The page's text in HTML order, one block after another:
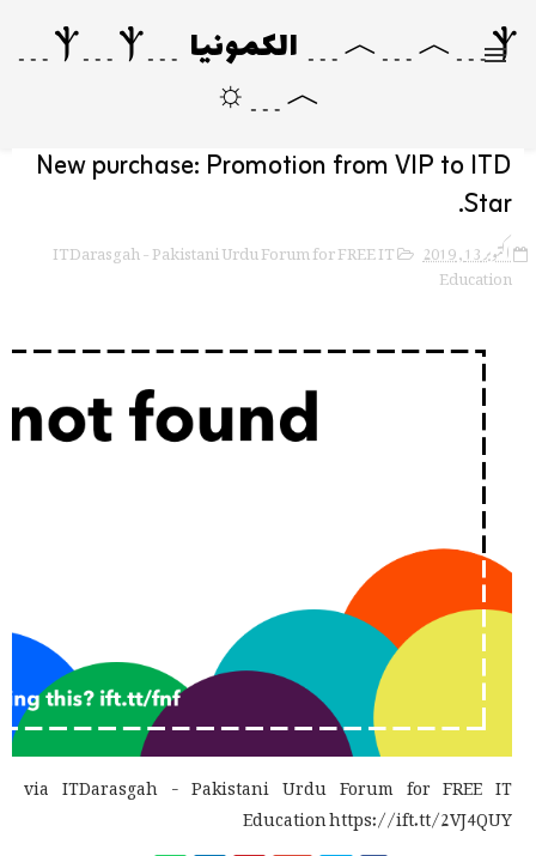
Ⲯ﹍︿﹍︿﹍ الکمونیا ﹍Ⲯ﹍Ⲯ﹍
︿﹍☼
New purchase: Promotion from VIP to ITD
Star.
اکتوبر 13, 2019 ITDarasgah - Pakistani Urdu Forum for FREE IT
Education
via ITDarasgah - Pakistani Urdu Forum for FREE IT
Education https://ift.tt/2VJ4QUY